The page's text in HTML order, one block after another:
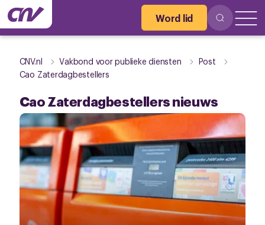
Word lid
CNV.nl Vakbond voor publieke diensten
Post
Cao Zaterdagbestellers
Cao Zaterdagbestellers nieuws